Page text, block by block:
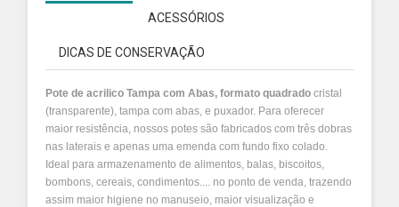
ACESSÓRIOS
DICAS DE CONSERVAÇÃO
Pote de acrilico Tampa com Abas, formato quadrado cristal
(transparente), tampa com abas, e puxador. Para oferecer
maior resistência, nossos potes são fabricados com três dobras
nas laterais e apenas uma emenda com fundo fixo colado.
Ideal para armazenamento de alimentos, balas, biscoitos,
bombons, cereais, condimentos.... no ponto de venda, trazendo
assim maior higiene no manuseio, maior visualização e